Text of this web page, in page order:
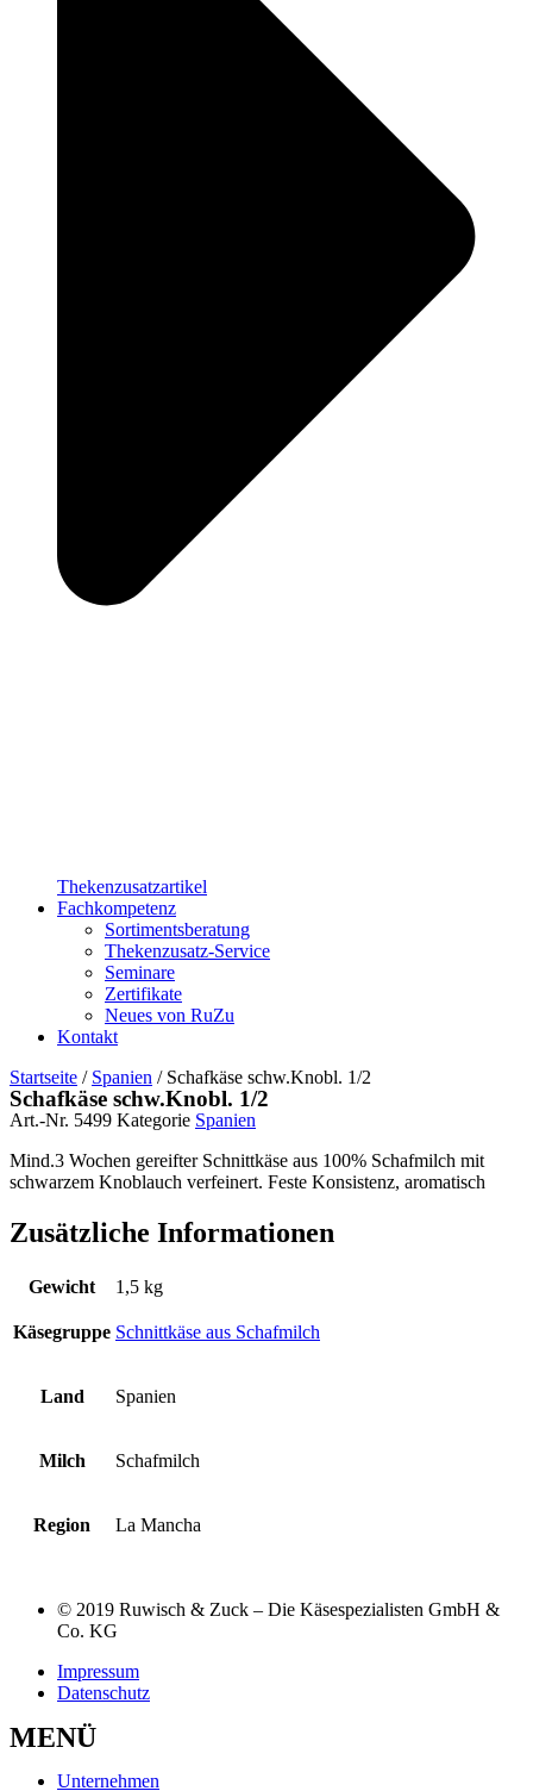
Thekenzusatzartikel
Fachkompetenz
Sortimentsberatung
Thekenzusatz-Service
Seminare
Zertifikate
Neues von RuZu
Kontakt
Startseite / Spanien / Schafkäse schw.Knobl. 1/2
Schafkäse schw.Knobl. 1/2
Art.-Nr. 5499 Kategorie Spanien
Mind.3 Wochen gereifter Schnittkäse aus 100% Schafmilch mit
schwarzem Knoblauch verfeinert. Feste Konsistenz, aromatisch
Zusätzliche Informationen
Gewicht 1,5 kg
Käsegruppe Schnittkäse aus Schafmilch
Land Spanien
Milch Schafmilch
Region La Mancha
© 2019 Ruwisch & Zuck – Die Käsespezialisten GmbH &
Co. KG
Impressum
Datenschutz
MENÜ
Unternehmen